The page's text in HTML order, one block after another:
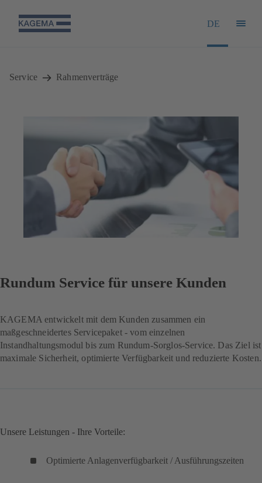
DE
Service Rahmenverträge
Rundum Service für unsere Kunden
KAGEMA entwickelt mit dem Kunden zusammen ein
maßgeschneidertes Servicepaket - vom einzelnen
Instandhaltungsmodul bis zum Rundum-Sorglos-Service. Das Ziel ist
maximale Sicherheit, optimierte Verfügbarkeit und reduzierte Kosten.
Unsere Leistungen - Ihre Vorteile:
Optimierte Anlagenverfügbarkeit / Ausführungszeiten